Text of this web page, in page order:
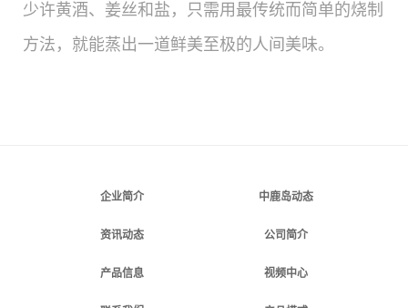
少许黄酒、姜丝和盐，只需用最传统而简单的烧制
方法，就能蒸出一道鲜美至极的人间美味。
企业简介 中鹿岛动态
资讯动态 公司简介
产品信息 视频中心